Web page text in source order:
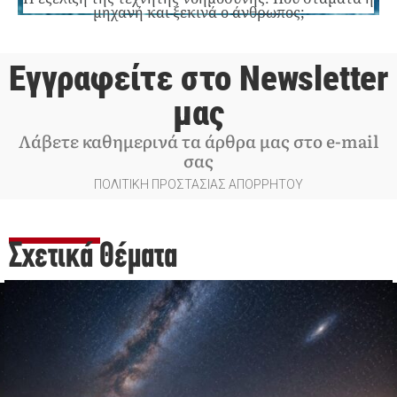
μηχανή και ξεκινά ο άνθρωπος;
Εγγραφείτε στο Newsletter
μας
Λάβετε καθημερινά τα άρθρα μας στο e-mail
σας
ΠΟΛΙΤΙΚΗ ΠΡΟΣΤΑΣΙΑΣ ΑΠΟΡΡΗΤΟΥ
Σχετικά Θέματα